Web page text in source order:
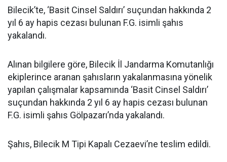
Bilecik’te, ‘Basit Cinsel Saldırı’ suçundan hakkında 2
yıl 6 ay hapis cezası bulunan F.G. isimli şahıs
yakalandı.
Alınan bilgilere göre, Bilecik İl Jandarma Komutanlığı
ekiplerince aranan şahısların yakalanmasına yönelik
yapılan çalışmalar kapsamında ‘Basit Cinsel Saldırı’
suçundan hakkında 2 yıl 6 ay hapis cezası bulunan
F.G. isimli şahıs Gölpazarı’nda yakalandı.
Şahıs, Bilecik M Tipi Kapalı Cezaevi’ne teslim edildi.